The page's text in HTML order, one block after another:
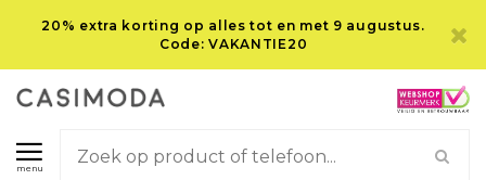
20% extra korting op alles tot en met 9 augustus.
Code: VAKANTIE20
menu